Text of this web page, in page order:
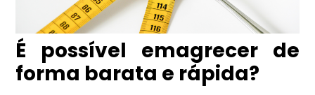
É possível emagrecer de
forma barata e rápida?